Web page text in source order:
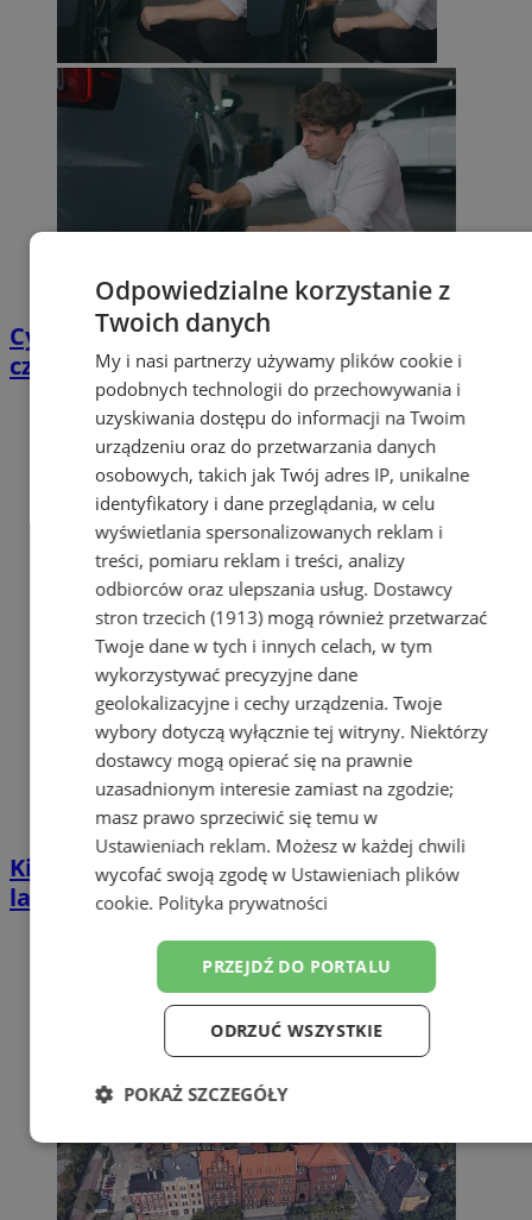
Cyfrowy przegląd przedtrasowy: co mówią
czujniki TPMS i diagnostyka pokładowa?
Kierował BMW mimo zakazu sądowego. 57-
latek zatrzymany w Zabrzu
Odpowiedzialne korzystanie z
Twoich danych
My i nasi partnerzy używamy plików cookie i
podobnych technologii do przechowywania i
uzyskiwania dostępu do informacji na Twoim
urządzeniu oraz do przetwarzania danych
osobowych, takich jak Twój adres IP, unikalne
identyfikatory i dane przeglądania, w celu
wyświetlania spersonalizowanych reklam i
treści, pomiaru reklam i treści, analizy
odbiorców oraz ulepszania usług. Dostawcy
stron trzecich (1913)mogą również przetwarzać
Twoje dane w tych i innych celach, w tym
wykorzystywać precyzyjne dane
geolokalizacyjne i cechy urządzenia. Twoje
wybory dotyczą wyłącznie tej witryny. Niektórzy
dostawcy mogą opierać się na prawnie
uzasadnionym interesie zamiast na zgodzie;
masz prawo sprzeciwić się temu w
Ustawieniach reklam. Możesz w każdej chwili
wycofać swoją zgodę w Ustawieniach plików
cookie. Polityka prywatności
PRZEJDŹ DO PORTALU
ODRZUĆ WSZYSTKIE
POKAŻ SZCZEGÓŁY
Niezbędne Wydajność Targetowanie